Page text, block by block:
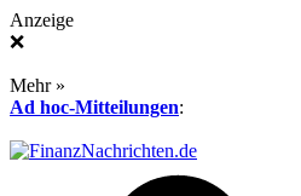
Anzeige
❌
Mehr »
Ad hoc-Mitteilungen: